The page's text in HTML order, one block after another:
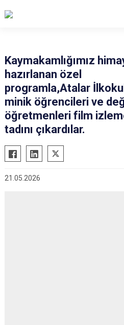
Dargeçit
Derik
Kızıltepe
Mazıdağı
Midyat
Kaymakamlığımız
hazırlanan özel
programla,Atalar
minik öğrencileri ve
öğretmenleri film
tadını çıkardılar.
21.05.2026